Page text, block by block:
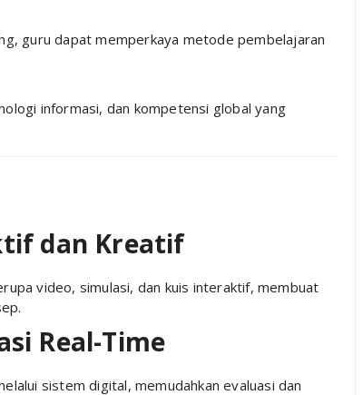
guru dapat memperkaya metode pembelajaran
informasi, dan kompetensi global yang
dan Kreatif
video, simulasi, dan kuis interaktif, membuat
Real-Time
sistem digital, memudahkan evaluasi dan